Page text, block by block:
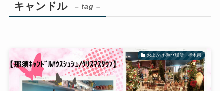
キャンドル – tag –
お出かけ-遊び場所 栃木県